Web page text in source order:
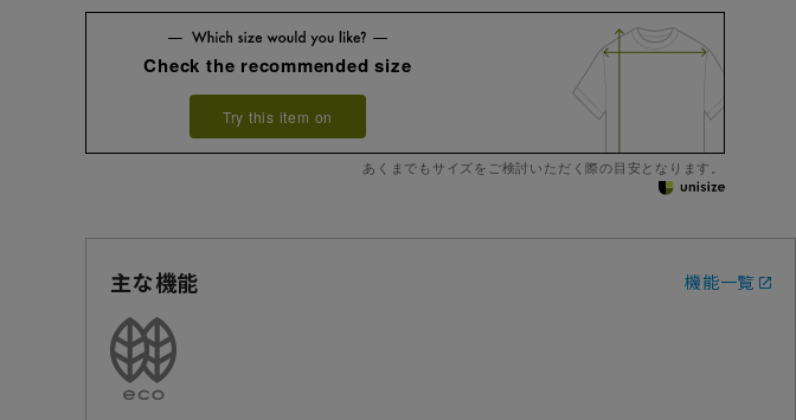
Check the recommended size
Try this item on
あくまでもサイズをご検討いただく際の目安となります。
主な機能 機能一覧